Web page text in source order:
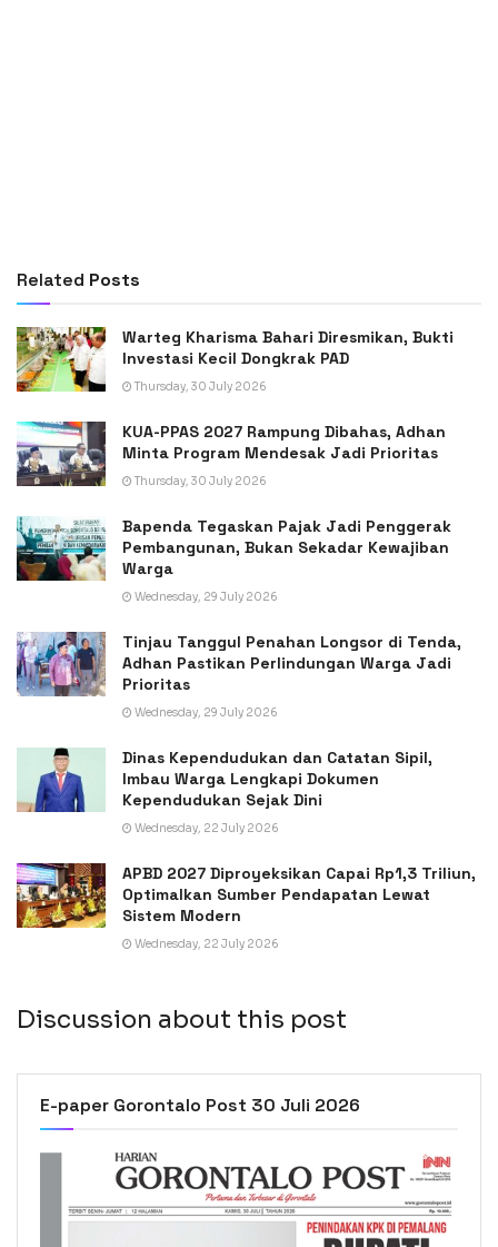
Related Posts
Warteg Kharisma Bahari Diresmikan, Bukti
Investasi Kecil Dongkrak PAD
Thursday, 30 July 2026
KUA-PPAS 2027 Rampung Dibahas, Adhan
Minta Program Mendesak Jadi Prioritas
Thursday, 30 July 2026
Bapenda Tegaskan Pajak Jadi Penggerak
Pembangunan, Bukan Sekadar Kewajiban
Warga
Wednesday, 29 July 2026
Tinjau Tanggul Penahan Longsor di Tenda,
Adhan Pastikan Perlindungan Warga Jadi
Prioritas
Wednesday, 29 July 2026
Dinas Kependudukan dan Catatan Sipil,
Imbau Warga Lengkapi Dokumen
Kependudukan Sejak Dini
Wednesday, 22 July 2026
APBD 2027 Diproyeksikan Capai Rp1,3 Triliun,
Optimalkan Sumber Pendapatan Lewat
Sistem Modern
Wednesday, 22 July 2026
Discussion about this post
E-paper Gorontalo Post 30 Juli 2026